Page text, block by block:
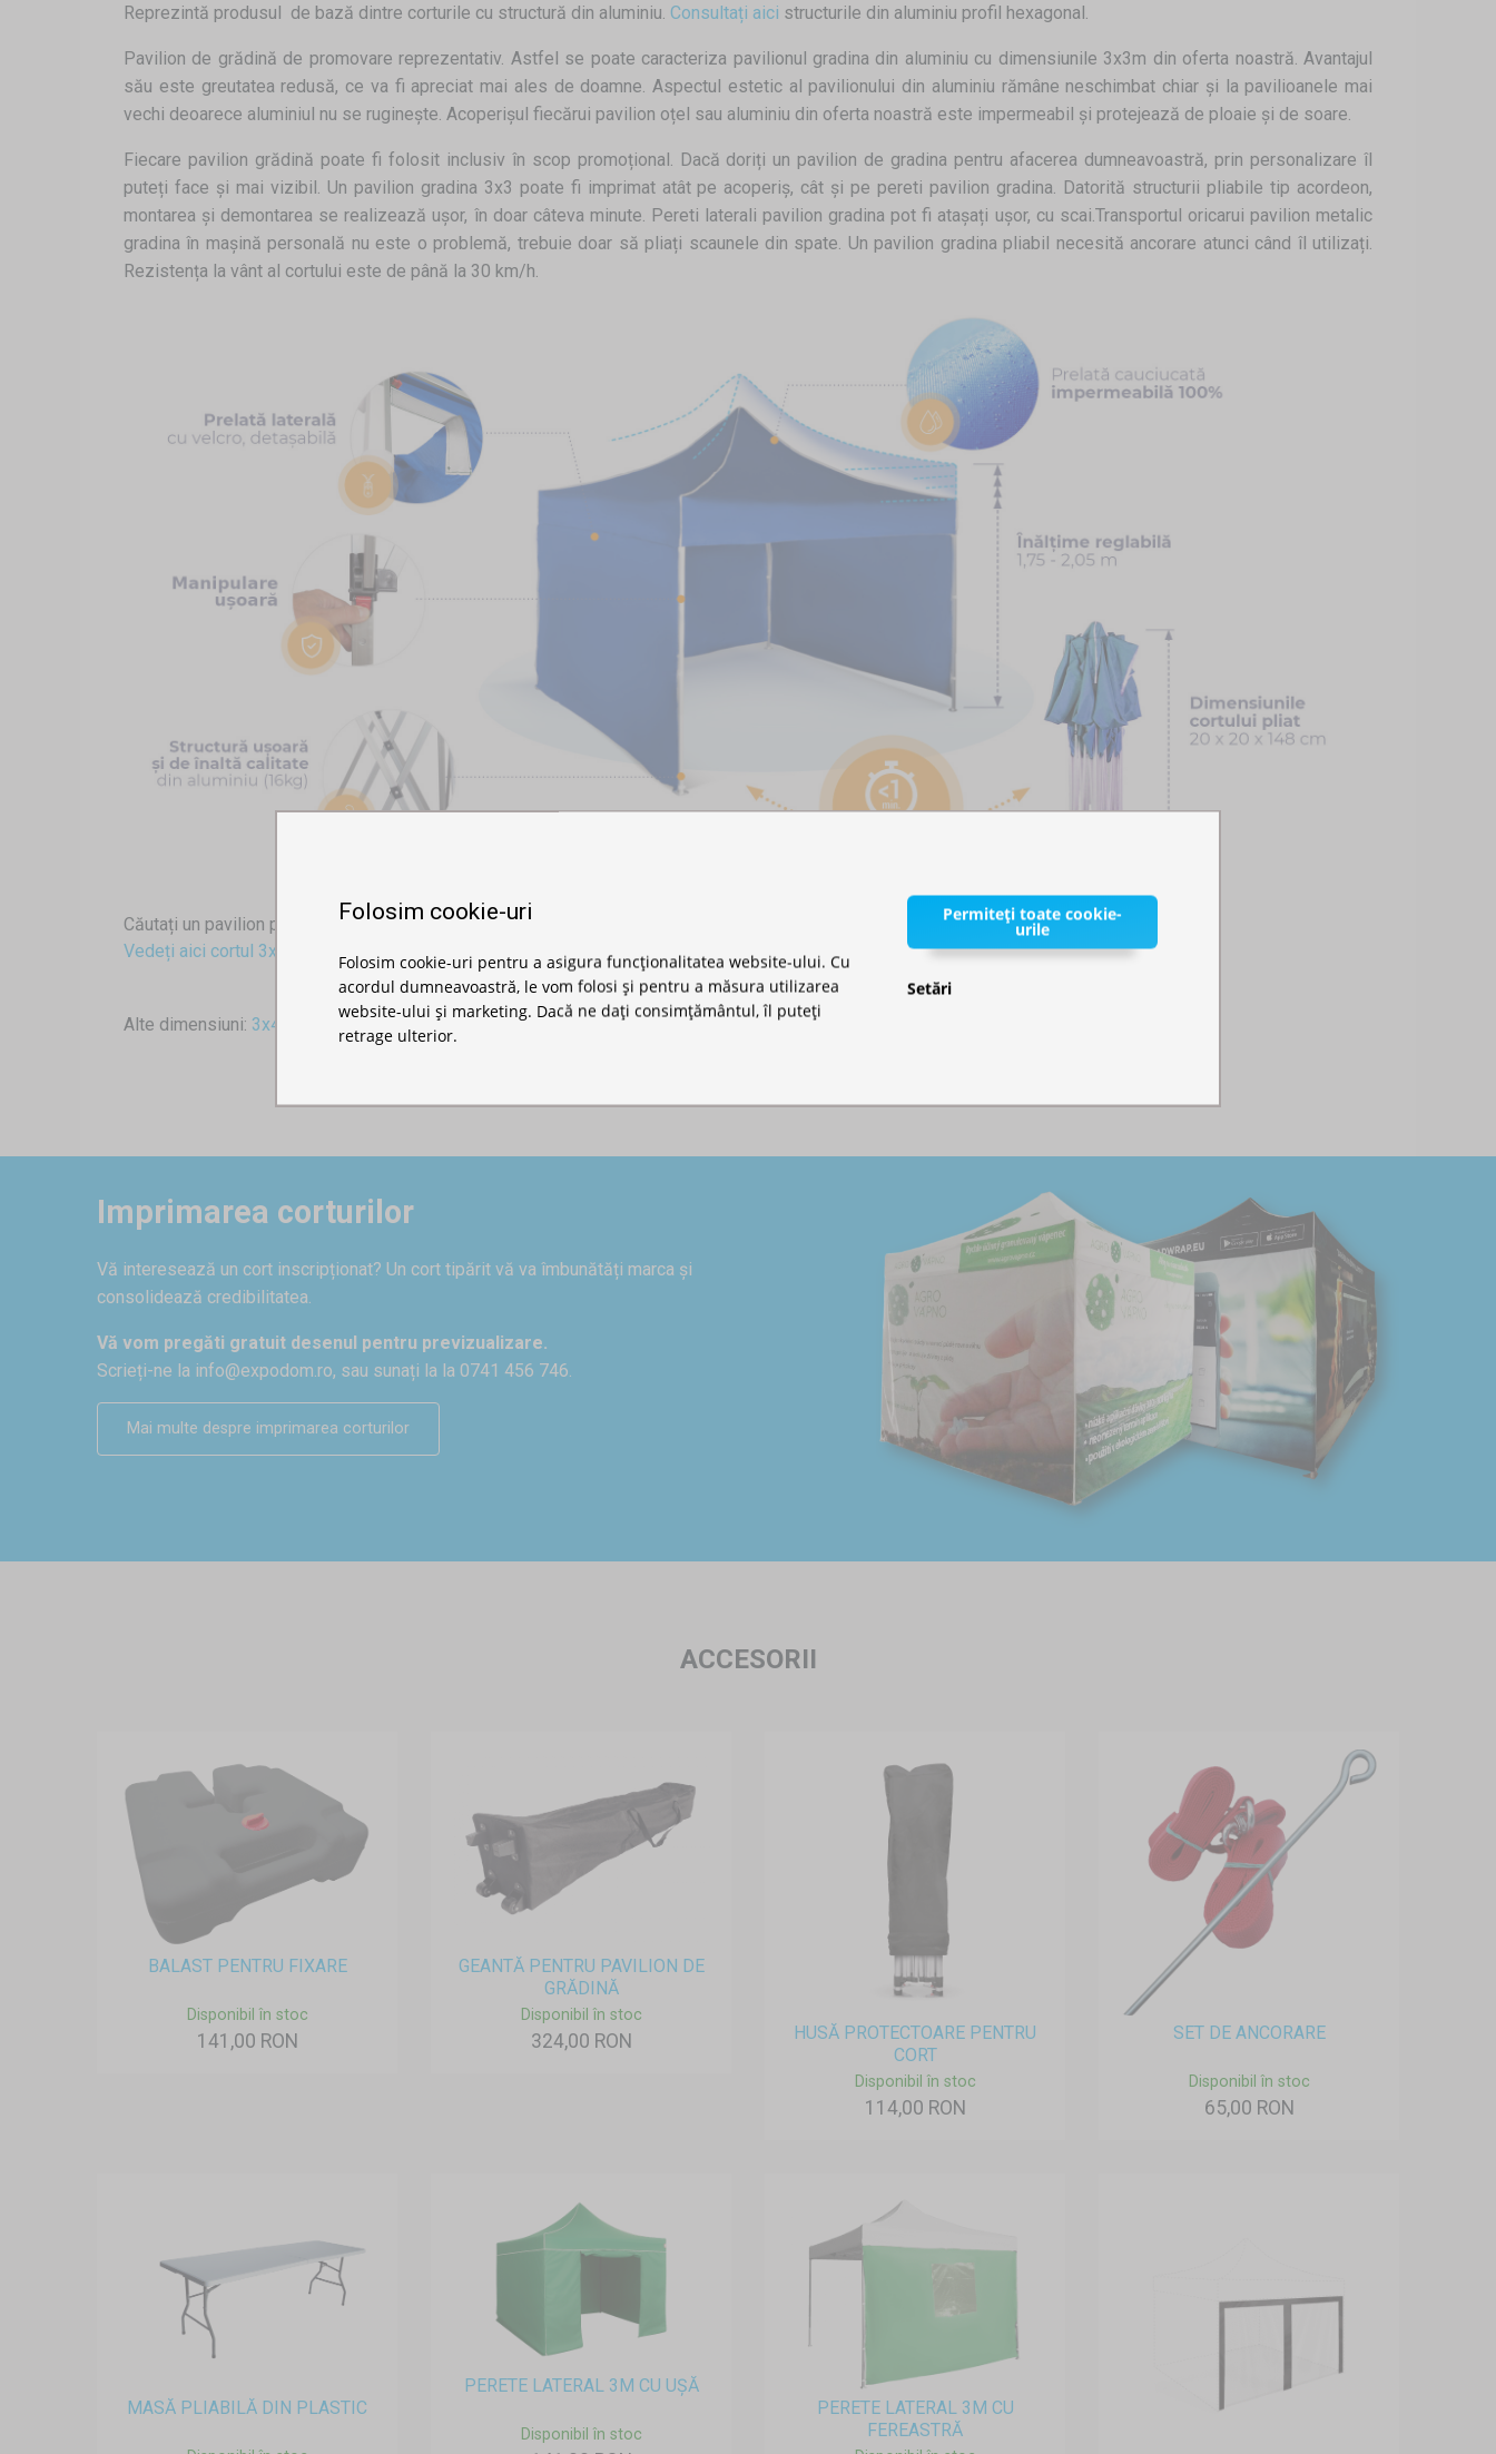
Reprezintă produsul de bază dintre corturile cu structură din aluminiu. Consultați aici structurile din aluminiu profil hexagonal.
Pavilion de grădină de promovare reprezentativ. Astfel se poate caracteriza pavilionul gradina din aluminiu cu dimensiunile 3x3m din oferta noastră. Avantajul
său este greutatea redusă, ce va fi apreciat mai ales de doamne. Aspectul estetic al pavilionului din aluminiu rămâne neschimbat chiar și la pavilioanele mai
vechi deoarece aluminiul nu se ruginește. Acoperișul fiecărui pavilion oțel sau aluminiu din oferta noastră este impermeabil și protejează de ploaie și de soare.
Fiecare pavilion grădină poate fi folosit inclusiv în scop promoțional. Dacă doriți un pavilion de gradina pentru afacerea dumneavoastră, prin personalizare îl
puteți face și mai vizibil. Un pavilion gradina 3x3 poate fi imprimat atât pe acoperiș, cât și pe pereti pavilion gradina. Datorită structurii pliabile tip acordeon,
montarea și demontarea se realizează ușor, în doar câteva minute. Pereti laterali pavilion gradina pot fi atașați ușor, cu scai.Transportul oricarui pavilion metalic
gradina în mașină personală nu este o problemă, trebuie doar să pliați scaunele din spate. Un pavilion gradina pliabil necesită ancorare atunci când îl utilizați.
Rezistența la vânt al cortului este de până la 30 km/h.
Căutați un pavilion pentru gradina profesional?
Vedeți aici cortul 3x3m cu structură din aluminiu cu profil hexagonal.
Alte dimensiuni: 3x4,5
Imprimarea corturilor
Vă interesează un cort inscripționat? Un cort tipărit vă va îmbunătăți marca și
consolidează credibilitatea.
Vă vom pregăti gratuit desenul pentru previzualizare.
Scrieți-ne la info@expodom.ro, sau sunați la la 0741 456 746.
Mai multe despre imprimarea corturilor
ACCESORII
BALAST PENTRU FIXARE
Disponibil în stoc
141,00 RON
GEANTĂ PENTRU PAVILION DE
GRĂDINĂ
Disponibil în stoc
324,00 RON
HUSĂ PROTECTOARE PENTRU
CORT
Disponibil în stoc
114,00 RON
SET DE ANCORARE
Disponibil în stoc
65,00 RON
MASĂ PLIABILĂ DIN PLASTIC
PERETE LATERAL 3M CU UȘĂ
Disponibil în stoc
PERETE LATERAL 3M CU
FEREASTRĂ
Folosim cookie-uri
Folosim cookie-uri pentru a asigura funcționalitatea website-ului. Cu
acordul dumneavoastră, le vom folosi și pentru a măsura utilizarea
website-ului și marketing. Dacă ne dați consimțământul, îl puteți
retrage ulterior.
Permiteți toate cookie-
urile
Setări